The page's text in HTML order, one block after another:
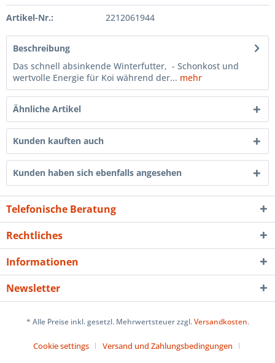
Artikel-Nr.: 2212061944
Beschreibung
Das schnell absinkende Winterfutter, - Schonkost und
wertvolle Energie für Koi während der... mehr
Ähnliche Artikel
Kunden kauften auch
Kunden haben sich ebenfalls angesehen
Telefonische Beratung
Rechtliches
Informationen
Newsletter
* Alle Preise inkl. gesetzl. Mehrwertsteuer zzgl.Versandkosten.
Cookie settings
Versand und Zahlungsbedingungen